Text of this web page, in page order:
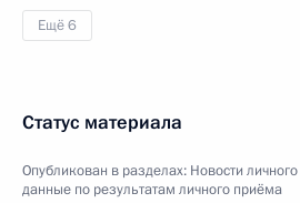
Ещё 6
Статус материала
Опубликован в разделах: Новости
данные по результатам личного приёма